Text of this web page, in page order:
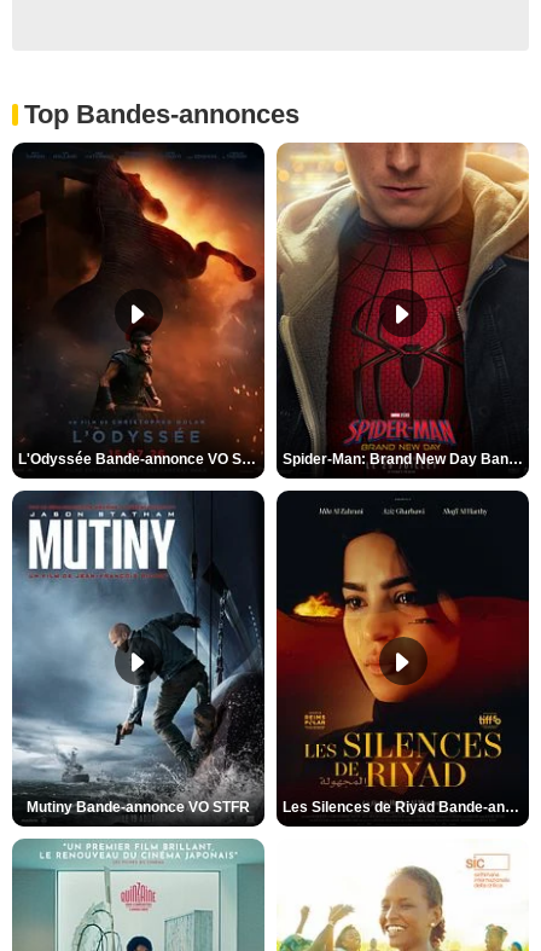
Top Bandes-annonces
L'Odyssée Bande-annonce VO STFR Spider-Man: Brand New Day Bande-annonce VO STFR
Mutiny Bande-annonce VO STFR Les Silences de Riyad Bande-annonce VO STFR